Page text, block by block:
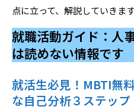
点に立って、解説していきます
就職活動ガイド：人
は読めない情報です
就活生必見！MBTI無
な自己分析３ステップ